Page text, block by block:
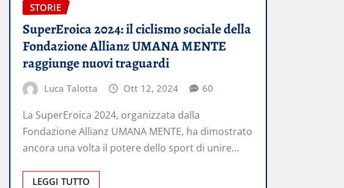
STORIE
SuperEroica 2024: il ciclismo sociale della
Fondazione Allianz UMANA MENTE
raggiunge nuovi traguardi
Luca Talotta Ott 12, 2024 60
La SuperEroica 2024, organizzata dalla
Fondazione Allianz UMANA MENTE, ha dimostrato
ancora una volta il potere dello sport di unire…
LEGGI TUTTO